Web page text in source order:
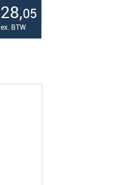
28,05
ex. BTW